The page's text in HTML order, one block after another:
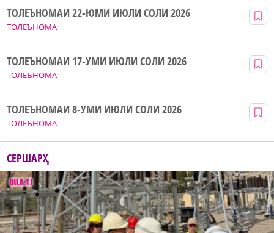
ТОЛЕЪНОМА
ТОЛЕЪНОМАИ 22-ЮМИ ИЮЛИ СОЛИ 2026
ТОЛЕЪНОМА
ТОЛЕЪНОМАИ 17-УМИ ИЮЛИ СОЛИ 2026
ТОЛЕЪНОМА
ТОЛЕЪНОМАИ 8-УМИ ИЮЛИ СОЛИ 2026
СЕРШАРҲ